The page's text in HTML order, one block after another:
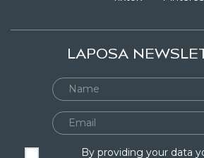
LAPOSA
By providing your data